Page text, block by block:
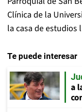
Clínica de la
la casa de estudios
Te puede interesar
a